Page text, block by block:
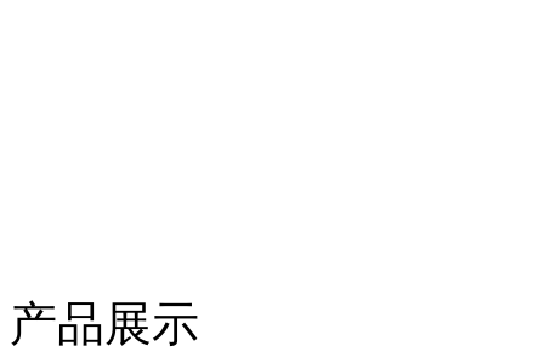
产品展示